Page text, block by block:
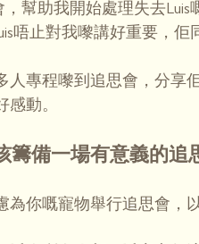
幫助我開始處理失去Luis
唔止對我嚟講好重要，佢
人專程嚟到追思會，分享
感動。
籌備一場有意義的追
為你嘅寵物舉行追思會，